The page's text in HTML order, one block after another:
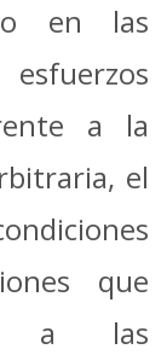
en las
a la
el
que
a las